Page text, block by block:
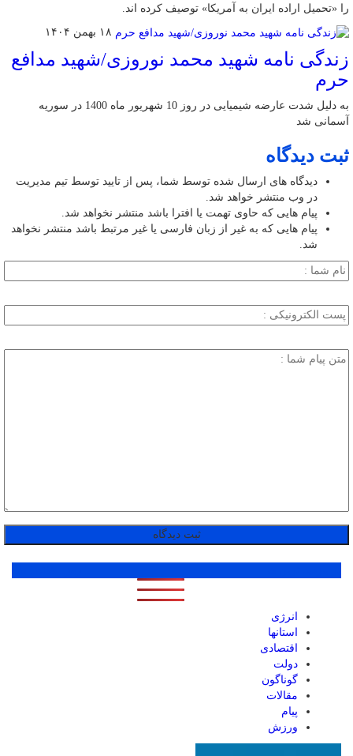
را «تحمیل اراده ایران به آمریکا» توصیف کرده اند.
۱۸ بهمن ۱۴۰۴
زندگی نامه شهید محمد نوروزی/شهید مدافع
حرم
به دلیل شدت عارضه شیمیایی در روز 10 شهریور ماه 1400 در سوریه
آسمانی شد
ثبت دیدگاه
دیدگاه های ارسال شده توسط شما، پس از تایید توسط تیم مدیریت
در وب منتشر خواهد شد.
پیام هایی که حاوی تهمت یا افترا باشد منتشر نخواهد شد.
پیام هایی که به غیر از زبان فارسی یا غیر مرتبط باشد منتشر نخواهد
شد.
انرژی
استانها
اقتصادی
دولت
گوناگون
مقالات
پیام
ورزش